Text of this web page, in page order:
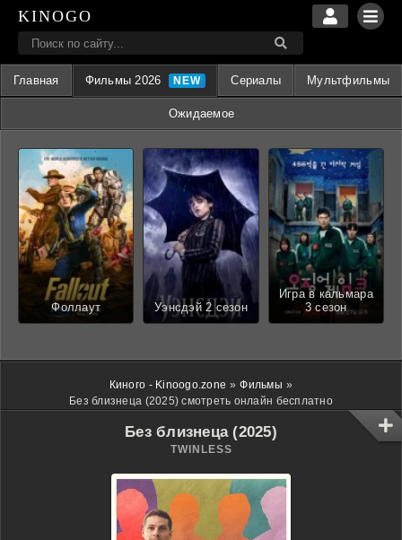
KINOGO
Главная Фильмы 2026 Сериалы Мультфильмы
Ожидаемое
Фоллаут Уэнсдэй 2 сезон
Игра в кальмара
3 сезон
Киного - Kinoogo.zone » Фильмы »
Без близнеца (2025) смотреть онлайн бесплатно
Без близнеца (2025)
TWINLESS